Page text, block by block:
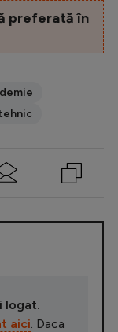
preferată în
logat.
aici . Daca